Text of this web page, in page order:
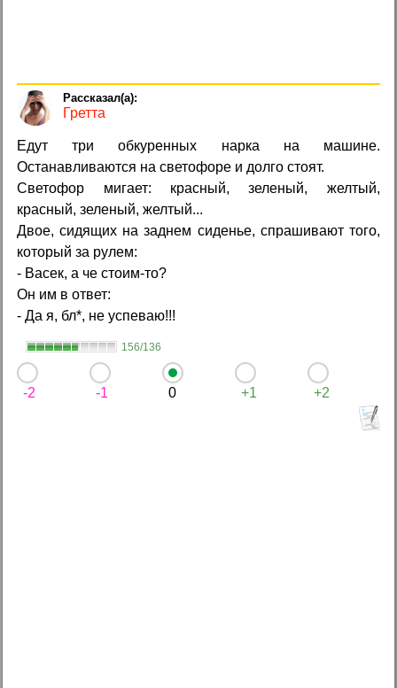
Гретта
Едут три обкуренных нарка на машине.
Останавливаются на светофоре и долго стоят.
Светофор мигает: красный, зеленый, желтый,
красный, зеленый, желтый...
Двое, сидящих на заднем сиденье, спрашивают того,
который за рулем:
- Васек, а че стоим-то?
Он им в ответ:
- Да я, бл*, не успеваю!!!
156/136
-2 -1 0 +1 +2